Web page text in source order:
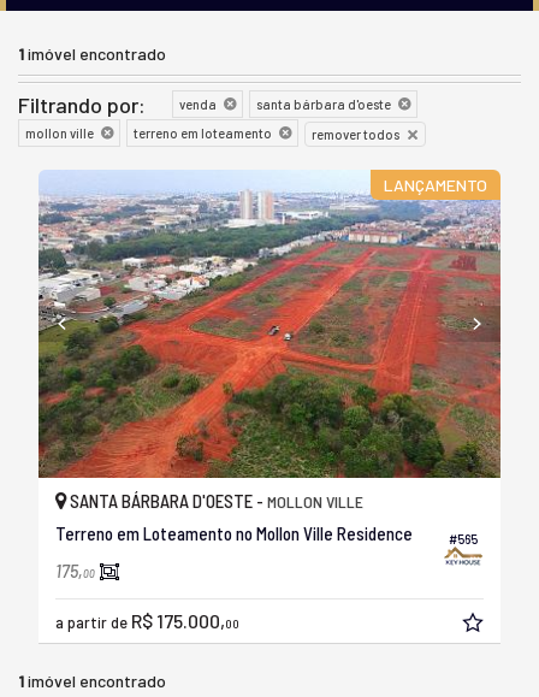
1imóvel encontrado
Filtrando por: venda
santa bárbara d'oeste
mollon ville
terreno em loteamento remover todos
LANÇAMENTO
#565
SANTA BÁRBARA D'OESTE - MOLLON VILLE
Terreno em Loteamento no Mollon Ville Residence
175,00
a partir de R$ 175.000,00
1imóvel encontrado